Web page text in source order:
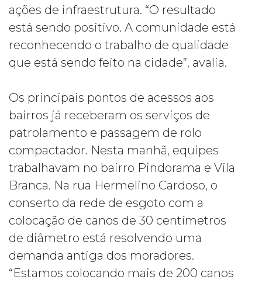
ações de infraestrutura. “O resultado
está sendo positivo. A comunidade está
reconhecendo o trabalho de qualidade
que está sendo feito na cidade”, avalia.
Os principais pontos de acessos aos
bairros já receberam os serviços de
patrolamento e passagem de rolo
compactador. Nesta manhã, equipes
trabalhavam no bairro Pindorama e Vila
Branca. Na rua Hermelino Cardoso, o
conserto da rede de esgoto com a
colocação de canos de 30 centímetros
de diâmetro está resolvendo uma
demanda antiga dos moradores.
“Estamos colocando mais de 200 canos